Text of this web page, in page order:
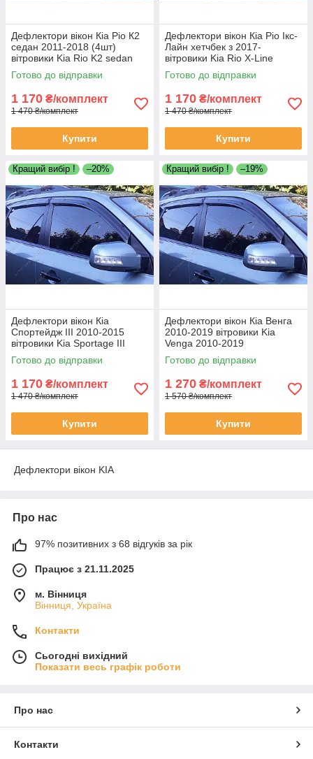
Дефлектори вікон Кіа Ріо К2
седан 2011-2018 (4шт)
вітровики Kia Rio K2 sedan
2011-2018 (4шт) дефлектори
Готово до відправки
1 170 ₴/комплект
1 470 ₴/комплект
Купити
Дефлектори вікон Кіа Ріо Ікс-
Лайн хетчбек з 2017-
вітровики Kia Rio X-Line
hatchback з 2017-
дефлектори 4шт
Готово до відправки
1 170 ₴/комплект
1 470 ₴/комплект
Купити
Кращий вибір ! –20%
Дефлектори вікон Кіа
Спортейдж III 2010-2015
вітровики Kia Sportage III
2010-2015 дефлектори 4шт
Готово до відправки
1 170 ₴/комплект
1 470 ₴/комплект
Купити
Кращий вибір ! –19%
Дефлектори вікон Кіа Венга
2010-2019 вітровики Kia
Venga 2010-2019
дефлектори 4шт
Готово до відправки
1 270 ₴/комплект
1 570 ₴/комплект
Купити
Дефлектори вікон KIA
Про нас
97% позитивних з 68 відгуків за рік
Працює з 21.11.2025
м. Вінниця
Вінниця, Україна
Контакти
Сьогодні вихідний
Показати весь графік роботи
Про нас
Контакти